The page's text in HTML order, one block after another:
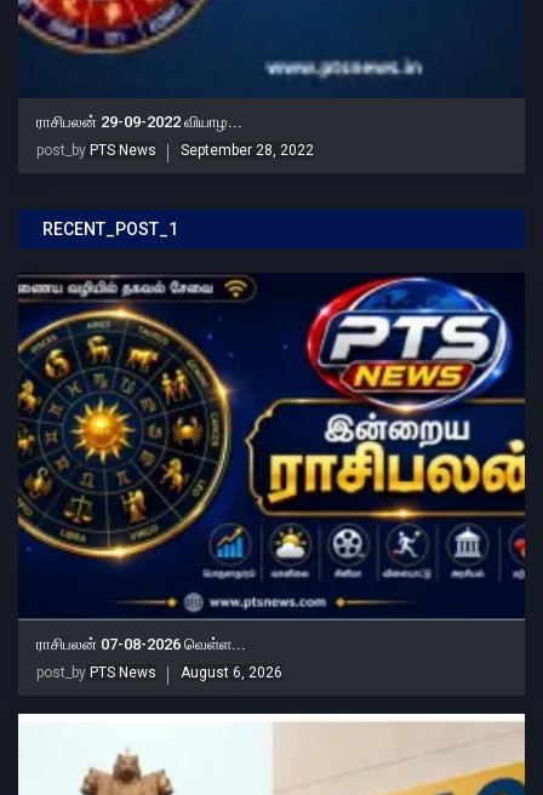
ராசிபலன் 29-09-2022 வியாழ...
post_by PTS News September 28, 2022
RECENT_POST_1
ராசிபலன் 07-08-2026 வெள்ள...
post_by PTS News August 6, 2026